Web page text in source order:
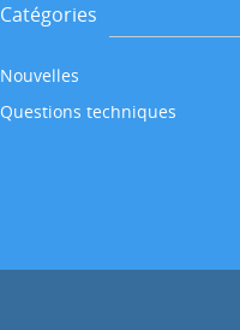
Catégories
Nouvelles
Questions techniques